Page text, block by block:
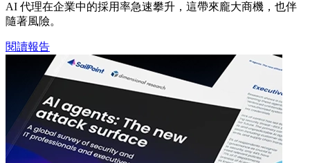
AI 代理在企業中的採用率急速攀升，這帶來龐大商機，也伴
隨著風險。
閱讀報告